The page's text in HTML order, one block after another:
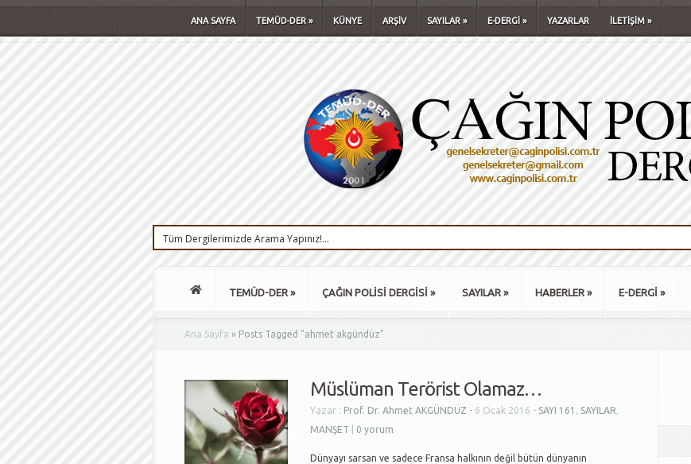
ANA SAYFA TEMÜD-DER » KÜNYE ARŞİV SAYILAR» E-DERGİ » YAZARLAR İLETİŞİM »
TEMÜD-DER » ÇAĞIN POLİSİ DERGİSİ » SAYILAR » HABERLER » E-DERGİ »
Ana Sayfa » Posts Tagged "ahmet akgündüz"
Müslüman Terörist Olamaz…
Yazar : Prof. Dr. Ahmet AKGÜNDÜZ - 6 Ocak 2016 - SAYI 161 , SAYILAR,
MANŞET
0 yorum
Dünyayı sarsan ve sadece Fransa halkının değil bütün dünyanın